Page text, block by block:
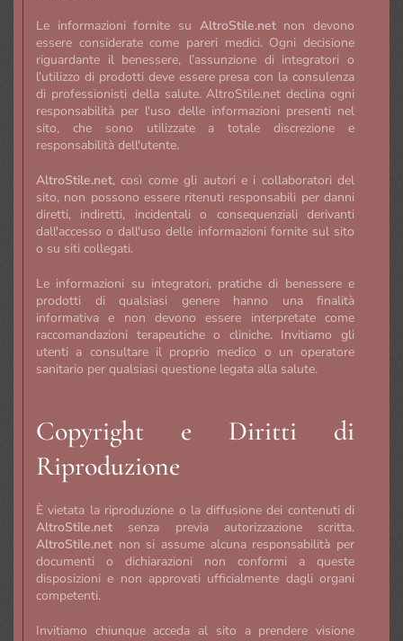
Le informazioni fornite su AltroStile.netnon devono
essere considerate come pareri medici. Ogni decisione
riguardante il benessere, l’assunzione di integratori o
l’utilizzo di prodotti deve essere presa con la consulenza
di professionisti della salute. AltroStile.net declina ogni
responsabilità per l'uso delle informazioni presenti nel
sito, che sono utilizzate a totale discrezione e
responsabilità dell'utente.
AltroStile.net, così come gli autori e i collaboratori del
sito, non possono essere ritenuti responsabili per danni
diretti, indiretti, incidentali o consequenziali derivanti
dall'accesso o dall'uso delle informazioni fornite sul sito
o su siti collegati.
Le informazioni su integratori, pratiche di benessere e
prodotti di qualsiasi genere hanno una finalità
informativa e non devono essere interpretate come
raccomandazioni terapeutiche o cliniche. Invitiamo gli
utenti a consultare il proprio medico o un operatore
sanitario per qualsiasi questione legata alla salute.
Copyright e Diritti di
Riproduzione
È vietata la riproduzione o la diffusione dei contenuti di
AltroStile.net senza previa autorizzazione scritta.
AltroStile.net non si assume alcuna responsabilità per
documenti o dichiarazioni non conformi a queste
disposizioni e non approvati ufficialmente dagli organi
competenti.
Invitiamo chiunque acceda al sito a prendere visione